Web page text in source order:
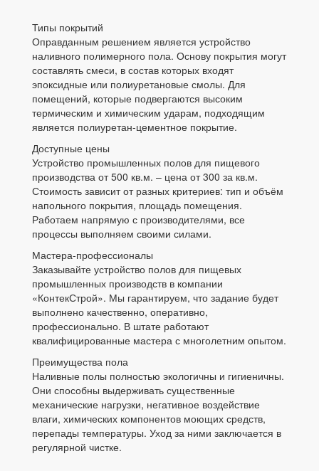
Типы покрытий
Оправданным решением является устройство
наливного полимерного пола. Основу покрытия могут
составлять смеси, в состав которых входят
эпоксидные или полиуретановые смолы. Для
помещений, которые подвергаются высоким
термическим и химическим ударам, подходящим
является полиуретан-цементное покрытие.
Доступные цены
Устройство промышленных полов для пищевого
производства от 500 кв.м. – цена от 300 за кв.м.
Стоимость зависит от разных критериев: тип и объём
напольного покрытия, площадь помещения.
Работаем напрямую с производителями, все
процессы выполняем своими силами.
Мастера-профессионалы
Заказывайте устройство полов для пищевых
промышленных производств в компании
«КонтекСтрой». Мы гарантируем, что задание будет
выполнено качественно, оперативно,
профессионально. В штате работают
квалифицированные мастера с многолетним опытом.
Преимущества пола
Наливные полы полностью экологичны и гигиеничны.
Они способны выдерживать существенные
механические нагрузки, негативное воздействие
влаги, химических компонентов моющих средств,
перепады температуры. Уход за ними заключается в
регулярной чистке.